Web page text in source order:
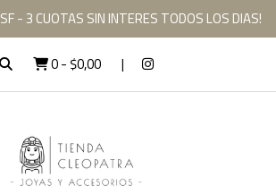
- 3 CUOTAS SIN INTERES TODOS LOS DIAS!
0-$0,00